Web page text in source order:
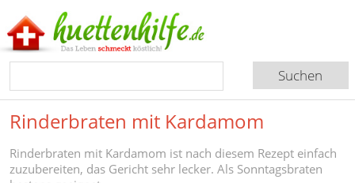
Rinderbraten mit Kardamom
Rinderbraten mit Kardamom ist nach diesem Rezept einfach
zuzubereiten, das Gericht sehr lecker. Als Sonntagsbraten